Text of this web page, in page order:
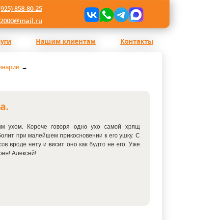
858-80-25
Нашим клиентам Контакты
ухом. Короче говоря одно ухо самой хрящ
при малейшем прикосновении к его ушку. С
вроде нету и висит оно как будто не его. Уже
Алексей!